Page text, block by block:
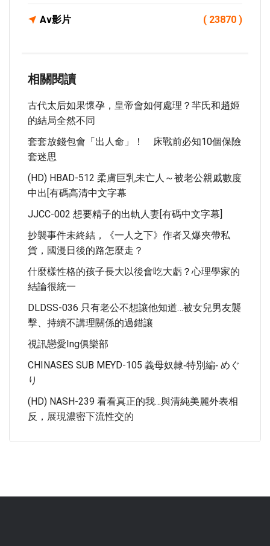
Av影片 ( 23870 )
相關閱讀
古代太后如果懷孕，皇帝會如何處理？羋氏和趙姬
的結局全然不同
套套放錢包會「出人命」！ 床戰前必知10個保險
套迷思
(HD) HBAD-512 柔膚巨乳未亡人～被老公親戚數度
中出[有碼高清中文字幕
JJCC-002 想要精子的出軌人妻[有碼中文字幕]
抄襲事件未終結，《一人之下》作者又爆夾帶私
貨，國漫日後的路怎麼走？
什麼樣性格的孩子長大以後會吃大虧？心理學家的
結論很統一
DLDSS-036 只有老公不想讓他知道…被女兒男友襲
擊、持續不講理關係的過錯讓
視訊戀愛ing俱樂部
CHINASES SUB MEYD-105 義母奴隷‐特別編‐ めぐ
り
(HD) NASH-239 看看真正的我…與清純美麗外表相
反，展現濃密下流性交的